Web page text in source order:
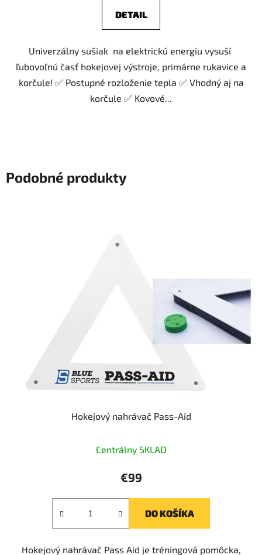
DETAIL
Univerzálny sušiak na elektrickú energiu vysuší
ľubovoľnú časť hokejovej výstroje, primárne rukavice a
korčule! ✅ Postupné rozloženie tepla ✅ Vhodný aj na
korčule ✅ Kovové...
Podobné produkty
Hokejový nahrávač Pass-Aid
Centrálny SKLAD
€99
DO KOŠÍKA
Hokejový nahrávač Pass Aid je tréningová pomôcka,